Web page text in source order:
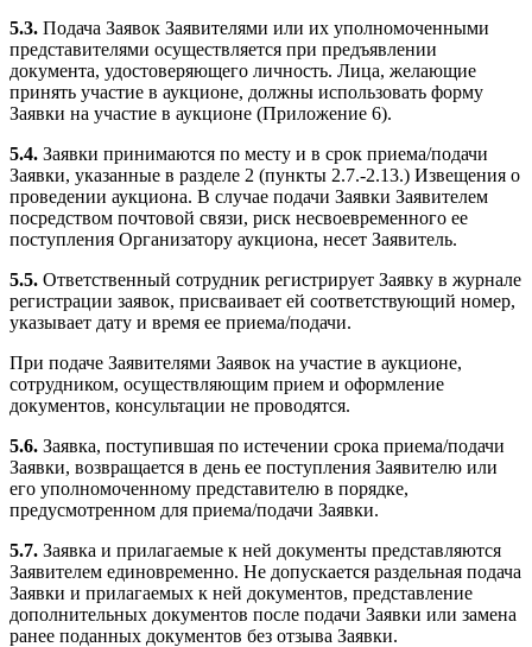
5.3. Подача Заявок Заявителями или их уполномоченными
представителями осуществляется при предъявлении
документа, удостоверяющего личность. Лица, желающие
принять участие в аукционе, должны использовать форму
Заявки на участие в аукционе (Приложение 6).
5.4. Заявки принимаются по месту и в срок приема/подачи
Заявки, указанные в разделе 2 (пункты 2.7.-2.13.) Извещения о
проведении аукциона. В случае подачи Заявки Заявителем
посредством почтовой связи, риск несвоевременного ее
поступления Организатору аукциона, несет Заявитель.
5.5. Ответственный сотрудник регистрирует Заявку в журнале
регистрации заявок, присваивает ей соответствующий номер,
указывает дату и время ее приема/подачи.
При подаче Заявителями Заявок на участие в аукционе,
сотрудником, осуществляющим прием и оформление
документов, консультации не проводятся.
5.6. Заявка, поступившая по истечении срока приема/подачи
Заявки, возвращается в день ее поступления Заявителю или
его уполномоченному представителю в порядке,
предусмотренном для приема/подачи Заявки.
5.7. Заявка и прилагаемые к ней документы представляются
Заявителем единовременно. Не допускается раздельная подача
Заявки и прилагаемых к ней документов, представление
дополнительных документов после подачи Заявки или замена
ранее поданных документов без отзыва Заявки.